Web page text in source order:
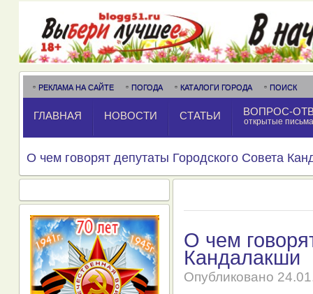
РЕКЛАМА НА САЙТЕ ПОГОДА КАТАЛОГИ ГОРОДА ПОИСК
ГЛАВНАЯ НОВОСТИ СТАТЬИ ВОПРОС-
открытые письма
О чем говорят депутаты Городского Совета
О чем
Кандалакши
Опубликовано